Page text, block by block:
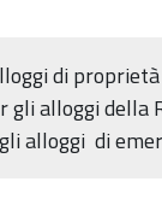
di
gli alloggi della
alloggi di